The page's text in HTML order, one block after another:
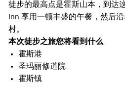
徒步的最高点是霍斯山本，到达
Inn 享用一顿丰盛的午餐，然后
村。
本次徒步之旅您将看到什么
霍斯港
圣玛丽修道院
霍斯镇